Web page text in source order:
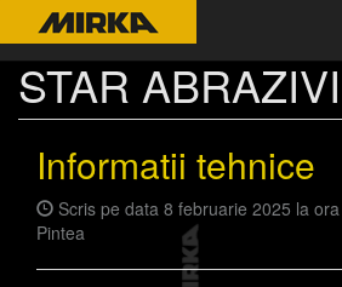
STAR
Informatii tehnice
Scris pe data 8 februarie 2025 la
Pintea